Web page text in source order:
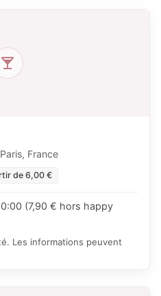
France
de 6,00 €
(7,90 € hors happy
Les informations peuvent